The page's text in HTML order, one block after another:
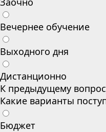
Вечернее обучение
Выходного дня
Дистанционно
К предыдущему
Какие варианты
Бюджет